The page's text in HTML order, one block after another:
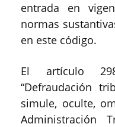
entrada en
normas
en este código.
El artículo
“Defraudación
simule, oculte,
Administración